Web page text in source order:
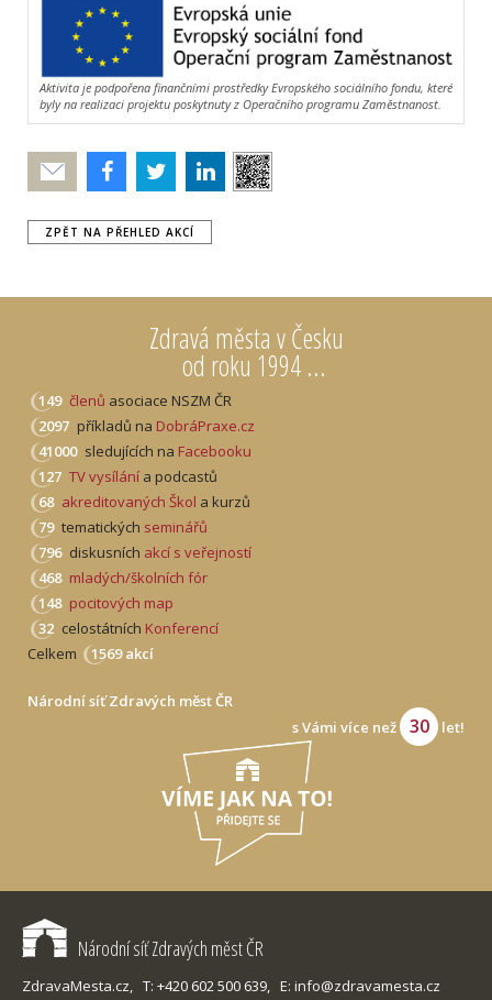
Zdravá města v Česku
od roku 1994 ...
149 členů asociace NSZM ČR
2097 příkladů na DobráPraxe.cz
41000 sledujících na Facebooku
127 TV vysílání a podcastů
68 akreditovaných Škol a kurzů
79 tematických seminářů
796 diskusních akcí s veřejností
468 mladých/školních fór
148 pocitových map
32 celostátních Konferencí
Celkem
1569 akcí
Národní síť Zdravých měst ČR
s Vámi více než
30 let!
Aktivita je podpořena finančními prostředky Evropského sociálního fondu, které
byly na realizaci projektu poskytnuty z Operačního programu Zaměstnanost.
Poslat
ZPĚT NA PŘEHLED AKCÍ
Národní síť Zdravých měst ČR
ZdravaMesta.cz, T: +420 602 500 639, E: info@zdravamesta.cz